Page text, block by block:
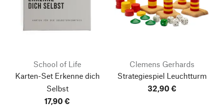
School of Life
Karten-Set Erkenne dich
Selbst
17,90 €
Clemens Gerhards
Strategiespiel Leuchtturm
32,90 €